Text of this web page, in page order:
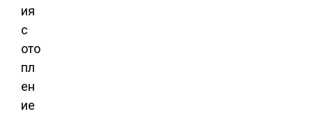
ия
с
ото
пл
ен
ие